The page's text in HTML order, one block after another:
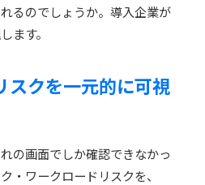
るのでしょうか。導入企業が
ます。
スクを一元的に可視
の画面でしか確認できなかっ
・ワークロードリスクを、